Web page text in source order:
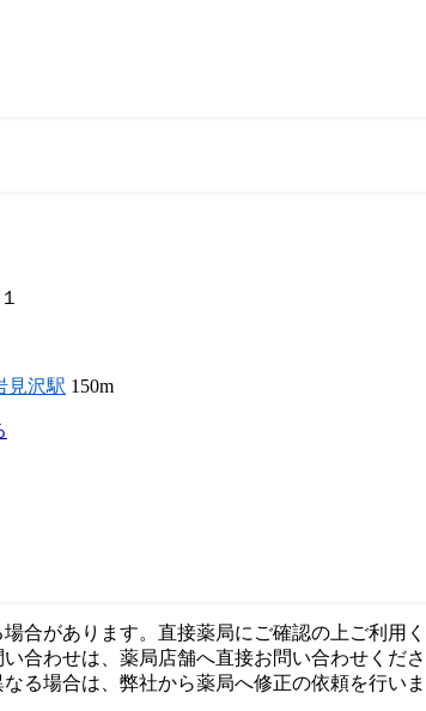
見沢駅 150m
合があります。直接薬局にご確認の上ご利用く
合わせは、薬局店舗へ直接お問い合わせくださ
る場合は、弊社から薬局へ修正の依頼を行い